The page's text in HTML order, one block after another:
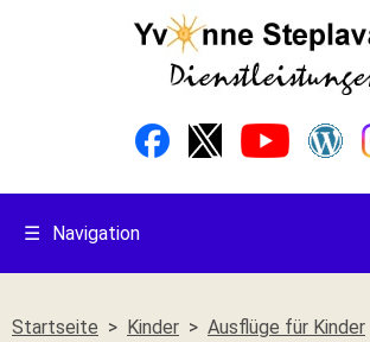
☰ Navigation
Startseite Kinder Ausflüge für Kinder